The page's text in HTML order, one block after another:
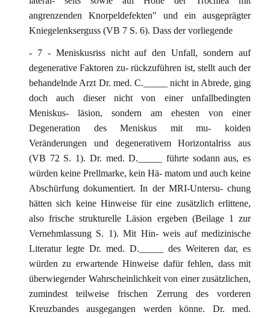
angrenzenden Knorpeldefekten" und ein ausgeprägter
Kniegelenkserguss (VB 7 S. 6). Dass der vorliegende
- 7 - Meniskusriss nicht auf den Unfall, sondern auf
degenerative Faktoren zu- rückzuführen ist, stellt auch der
behandelnde Arzt Dr. med. C._____ nicht in Abrede, ging
doch auch dieser nicht von einer unfallbedingten
Meniskus- läsion, sondern am ehesten von einer
Degeneration des Meniskus mit mu- koiden
Veränderungen und degenerativem Horizontalriss aus
(VB 72 S. 1). Dr. med. D._____ führte sodann aus, es
würden keine Prellmarke, kein Hä- matom und auch keine
Abschürfung dokumentiert. In der MRI-Untersu- chung
hätten sich keine Hinweise für eine zusätzlich erlittene,
also frische strukturelle Läsion ergeben (Beilage 1 zur
Vernehmlassung S. 1). Mit Hin- weis auf medizinische
Literatur legte Dr. med. D._____ des Weiteren dar, es
würden zu erwartende Hinweise dafür fehlen, dass mit
überwiegender Wahrscheinlichkeit von einer zusätzlichen,
zumindest teilweise frischen Zerrung des vorderen
Kreuzbandes ausgegangen werden könne. Dr. med.